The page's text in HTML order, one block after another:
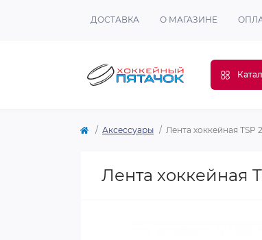
ДОСТАВКА О МАГАЗИНЕ
Аксессуары Лента хоккейная TSP
Лента хоккейная